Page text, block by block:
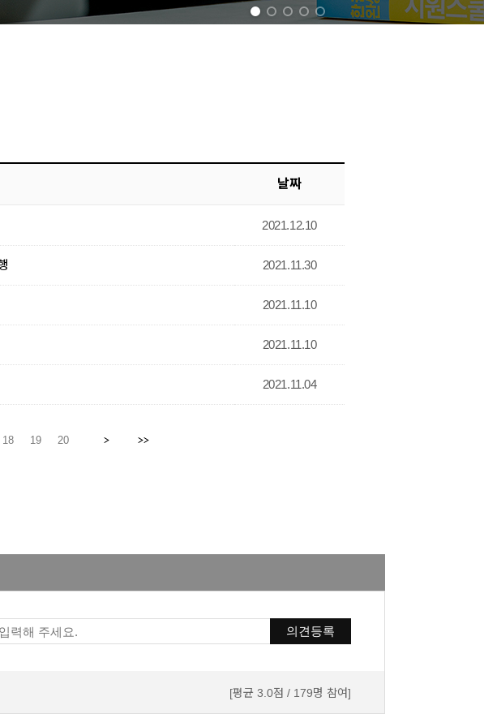
날짜
2021.12.10
2021.11.30
2021.11.10
2021.11.10
2021.11.04
18 19 20
의견등록
[평균 3.0점 / 179명 참여]